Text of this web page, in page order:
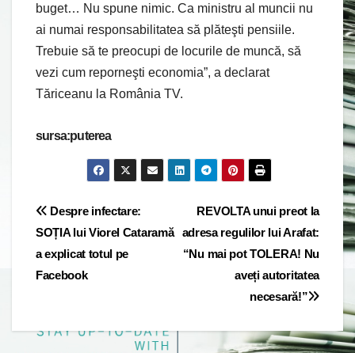
buget… Nu spune nimic. Ca ministru al muncii nu
ai numai responsabilitatea să plăteşti pensiile.
Trebuie să te preocupi de locurile de muncă, să
vezi cum reporneşti economia”, a declarat
Tăriceanu la România TV.
sursa:puterea
Post
navigation
REVOLTA unui preot la
adresa regulilor lui Arafat:
“Nu mai pot TOLERA! Nu
aveți autoritatea
necesară!”
Despre infectare:
SOȚIA lui Viorel Cataramă
a explicat totul pe
Facebook